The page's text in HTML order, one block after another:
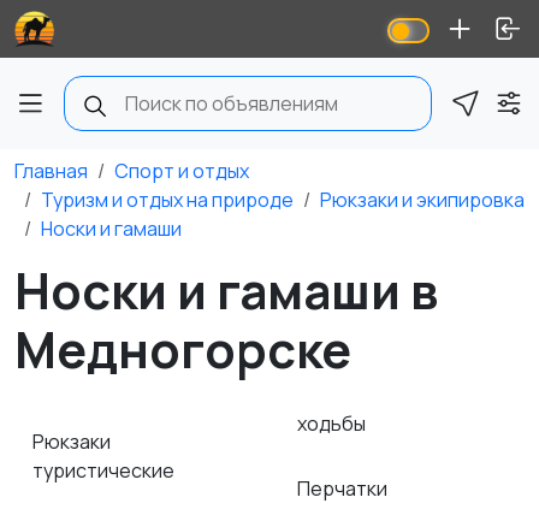
Главная
Спорт и отдых
Туризм и отдых на природе
Рюкзаки и экипировка
Носки и гамаши
Носки и гамаши в
Медногорске
Рюкзаки
туристические
ходьбы
Перчатки